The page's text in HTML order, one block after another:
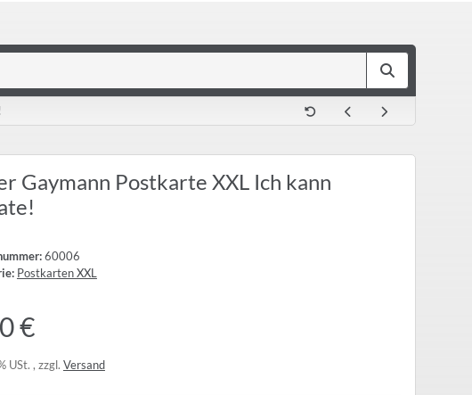
Gaymann Postkarte XXL Ich kann
60006
Postkarten XXL
€
USt. , zzgl. Versand